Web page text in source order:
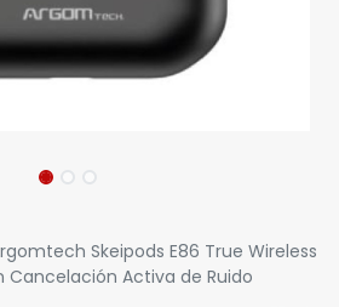
Skeipods E86 True Wireless
Activa de Ruido